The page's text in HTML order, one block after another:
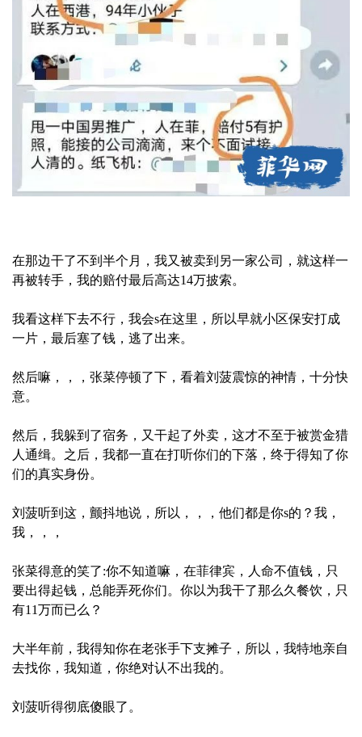
在那边干了不到半个月，我又被卖到另一家公司，就这样一
再被转手，我的赔付最后高达14万披索。
我看这样下去不行，我会s在这里，所以早就小区保安打成
一片，最后塞了钱，逃了出来。
然后嘛，，，张菜停顿了下，看着刘菠震惊的神情，十分快
意。
然后，我躲到了宿务，又干起了外卖，这才不至于被赏金猎
人通缉。之后，我都一直在打听你们的下落，终于得知了你
们的真实身份。
刘菠听到这，颤抖地说，所以，，，他们都是你s的？我，
我，，，
张菜得意的笑了:你不知道嘛，在菲律宾，人命不值钱，只
要出得起钱，总能弄死你们。你以为我干了那么久餐饮，只
有11万而已么？
大半年前，我得知你在老张手下支摊子，所以，我特地亲自
去找你，我知道，你绝对认不出我的。
刘菠听得彻底傻眼了。